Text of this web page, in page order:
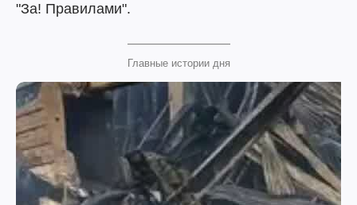
"За! Правилами".
Главные истории дня